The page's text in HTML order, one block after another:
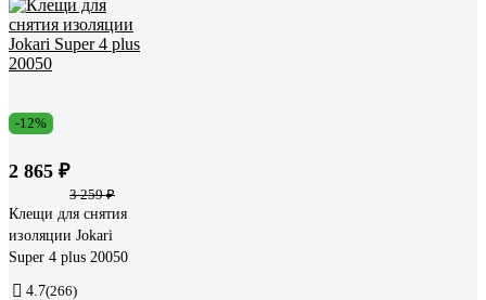
-12%
2 865 ₽
3 259 ₽
Клещи для снятия
изоляции Jokari
Super 4 plus 20050
4.7(266)